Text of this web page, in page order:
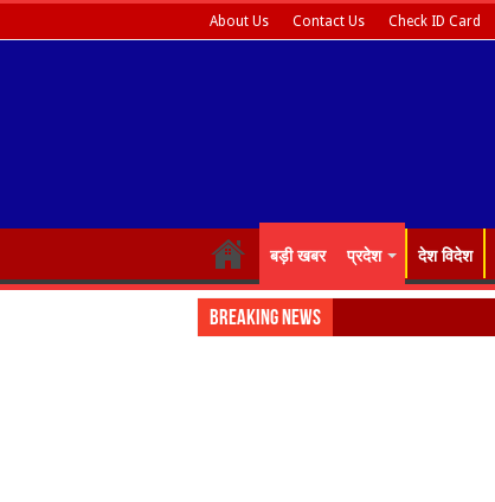
About Us Contact Us Check ID Card
बड़ी खबर प्रदेश देश विदेश
Breaking News